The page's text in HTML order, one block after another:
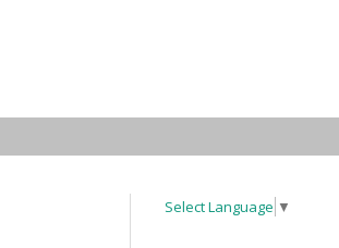
Select Language ▼